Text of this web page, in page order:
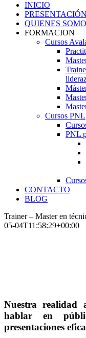
INICIO
PRESENTACIÓN
QUIENES
FORMACION
Cursos
Cursos PNL
PNL
CONTACTO
BLOG
Trainer – Master en
05-04T11:58:29+00:00
Nuestra realidad
hablar en
presentaciones